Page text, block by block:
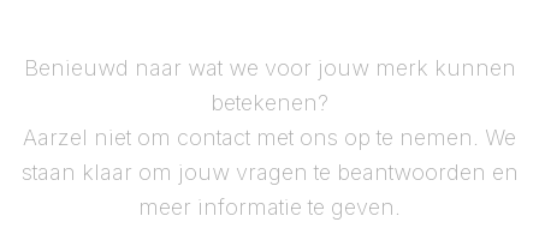
Benieuwd naar wat we voor jouw merk kunnen
betekenen?
Aarzel niet om contact met ons op te nemen. We
staan klaar om jouw vragen te beantwoorden en
meer informatie te geven.